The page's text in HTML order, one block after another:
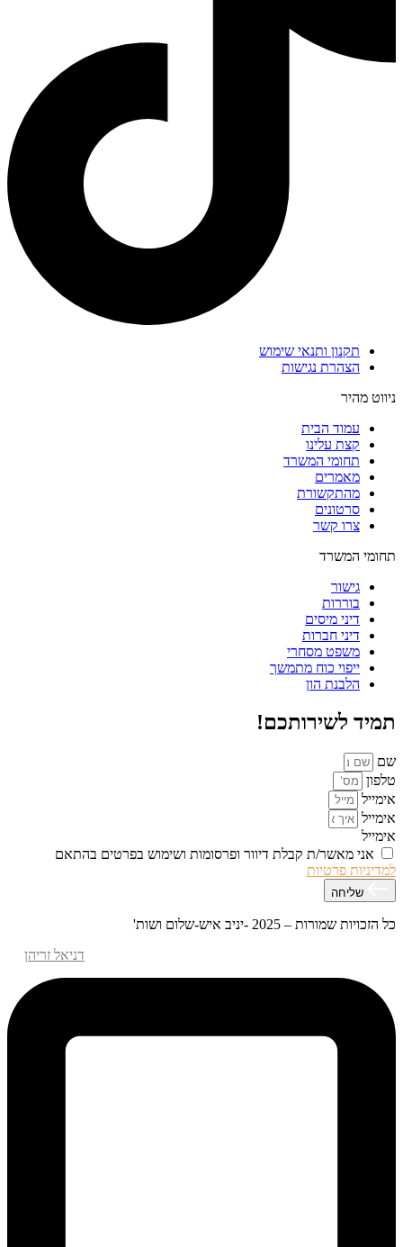
תקנון ותנאי שימוש
הצהרת נגישות
ניווט מהיר
עמוד הבית
קצת עלינו
תחומי המשרד
מאמרים
מהתקשורת
סרטונים
צרו קשר
תחומי המשרד
גישור
בוררות
דיני מיסים
דיני חברות
משפט מסחרי
ייפוי כוח מתמשך
הלבנת הון
תמיד לשירותכם!
שם
טלפון
אימייל
אימייל
אימייל
אני מאשר/ת קבלת דיוור ופרסומות ושימוש בפרטים בהתאם
למדיניות פרטיות
שליחה
כל הזכויות שמורות – 2025 -יניב איש-שלום ושות'
דניאל זריהן